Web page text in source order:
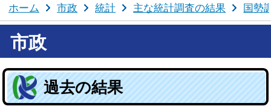
ホーム 市政 統計 主な統計調査の結果 国勢
市政
過去の結果